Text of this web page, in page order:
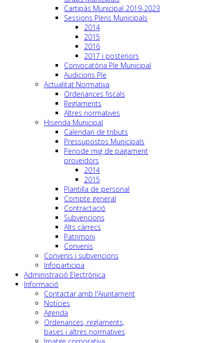
Cartipàs Municipal 2019-2023
Sessions Plens Municipals
2014
2015
2016
2017 i posteriors
Convocatòria Ple Municipal
Audicions Ple
Actualitat Normativa
Ordenances fiscals
Reglaments
Altres normatives
Hisenda Municipal
Calendari de tributs
Pressupostos Municipals
Periode mig de pagament
proveidors
2014
2015
Plantilla de personal
Compte general
Contractació
Subvencions
Alts càrrecs
Patrimoni
Convenis
Convenis i subvencions
Infoparticipa
Administració Electrònica
Informació
Contactar amb l'Ajuntament
Notícies
Agenda
Ordenances, reglaments,
bases i altres normatives
Imatge corporativa